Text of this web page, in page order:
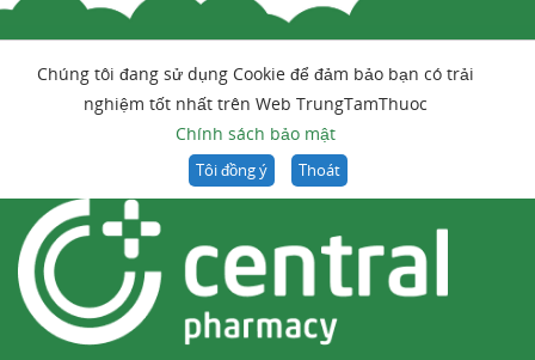
Chúng tôi đang sử dụng Cookie để đảm bảo bạn có trải
nghiệm tốt nhất trên Web TrungTamThuoc
Chính sách bảo mật
Tôi đồng ý Thoát